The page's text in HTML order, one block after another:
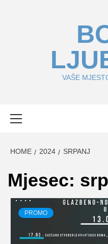
VAŠE
HOME 2024 SRPANJ
Mjesec:
PROMO